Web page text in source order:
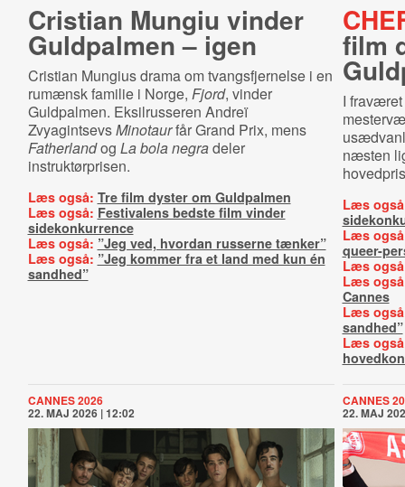
Cristian Mungiu vinder
Guldpalmen – igen
Cristian Mungius drama om tvangsfjernelse i en
rumænsk familie i Norge, Fjord, vinder
Guldpalmen. Eksilrusseren Andreï
ZvyagintsevsMinotaurfår Grand Prix, mens
Fatherlandog La bola negradeler
instruktørprisen.
Læs også: Tre film dyster om Guldpalmen
Læs også: Festivalens bedste film vinder
sidekonkurrence
Læs også: ”Jeg ved, hvordan russerne tænker”
Læs også: ”Jeg kommer fra et land med kun én
sandhed”
film
I
næsten
Læs
Læs
queer-
Læs
Læs
Cannes
Læs
sandhed”
Læs
CANNES 2026
22. MAJ 2026 | 12:02
CANNES
22. MAJ